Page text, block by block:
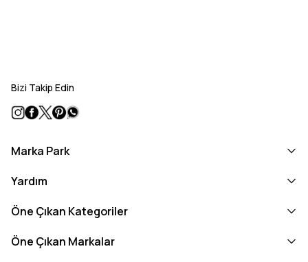
Bizi Takip Edin
Marka Park
Yardım
Öne Çıkan Kategoriler
Öne Çıkan Markalar